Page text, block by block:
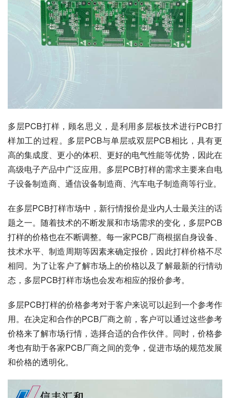
多层PCB打样，顾名思义，是利用多层板技术进行PCB打
样加工的过程。多层PCB与单层或双层PCB相比，具有更
高的集成度、更小的体积、更好的电气性能等优势，因此在
高级电子产品中广泛应用。多层PCB打样的需求主要来自电
子设备制造商、通信设备制造商、汽车电子制造商等行业。
在多层PCB打样市场中，新行情报价是业内人士最关注的话
题之一。随着技术的不断发展和市场需求的变化，多层PCB
打样的价格也在不断调整。每一家PCB厂商根据自身设备、
技术水平、制造周期等因素来确定报价，因此打样价格不尽
相同。为了让客户了解市场上的价格以及了解最新的行情动
态，多层PCB打样市场也会发布相应的报价参考。
多层PCB打样的价格参考对于客户来说可以起到一个参考作
用。在决定和合作的PCB厂商之前，客户可以通过这些参考
价格来了解市场行情，选择合适的合作伙伴。同时，价格参
考也有助于各家PCB厂商之间的竞争，促进市场的规范发展
和价格的透明化。